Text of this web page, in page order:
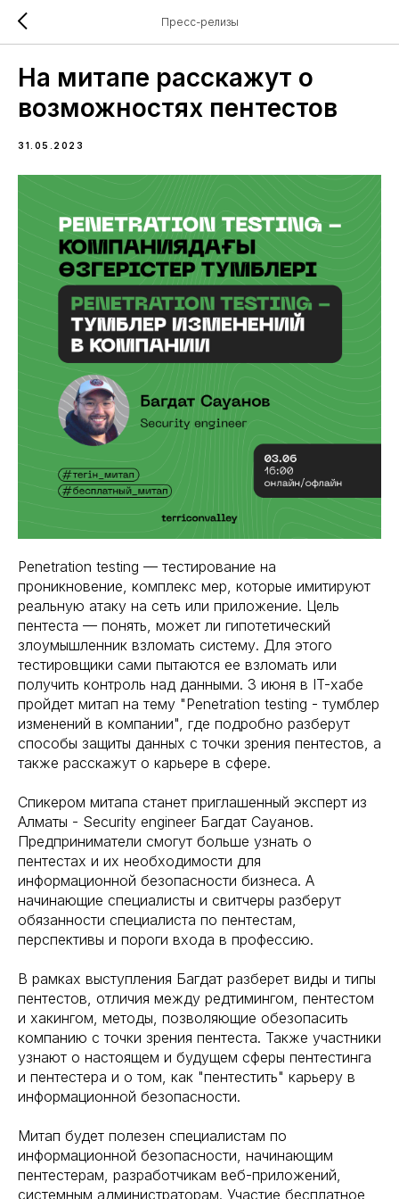
Пресс-релизы
На митапе расскажут о
возможностях пентестов
31.05.2023
Penetration testing — тестирование на
проникновение, комплекс мер, которые имитируют
реальную атаку на сеть или приложение. Цель
пентеста — понять, может ли гипотетический
злоумышленник взломать систему. Для этого
тестировщики сами пытаются ее взломать или
получить контроль над данными. 3 июня в IT-хабе
пройдет митап на тему "Penetration testing - тумблер
изменений в компании", где подробно разберут
способы защиты данных с точки зрения пентестов, а
также расскажут о карьере в сфере.
Спикером митапа станет приглашенный эксперт из
Алматы - Security engineer Багдат Сауанов.
Предприниматели смогут больше узнать о
пентестах и их необходимости для
информационной безопасности бизнеса. А
начинающие специалисты и свитчеры разберут
обязанности специалиста по пентестам,
перспективы и пороги входа в профессию.
В рамках выступления Багдат разберет виды и типы
пентестов, отличия между редтимингом, пентестом
и хакингом, методы, позволяющие обезопасить
компанию с точки зрения пентеста. Также участники
узнают о настоящем и будущем сферы пентестинга
и пентестера и о том, как "пентестить" карьеру в
информационной безопасности.
Митап будет полезен специалистам по
информационной безопасности, начинающим
пентестерам, разработчикам веб-приложений,
системным администраторам. Участие бесплатное,